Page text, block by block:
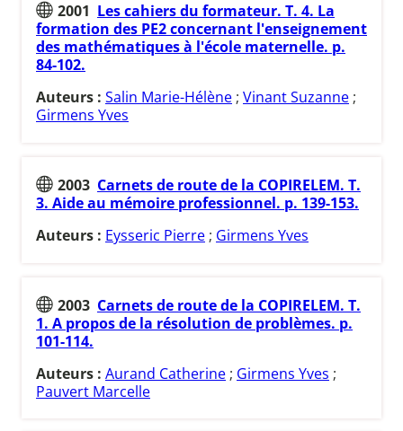
2001 Les cahiers du formateur. T. 4. La
formation des PE2 concernant l'enseignement
des mathématiques à l'école maternelle. p.
84-102.
Auteurs : Salin Marie-Hélène ; Vinant Suzanne ;
Girmens Yves
2003 Carnets de route de la COPIRELEM. T.
3. Aide au mémoire professionnel. p. 139-153.
Auteurs : Eysseric Pierre ; Girmens Yves
2003 Carnets de route de la COPIRELEM. T.
1. A propos de la résolution de problèmes. p.
101-114.
Auteurs : Aurand Catherine ; Girmens Yves ;
Pauvert Marcelle